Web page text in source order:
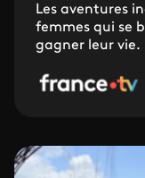
Les aventures
femmes qui se
gagner leur vie.